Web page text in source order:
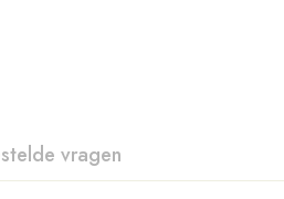
vragen